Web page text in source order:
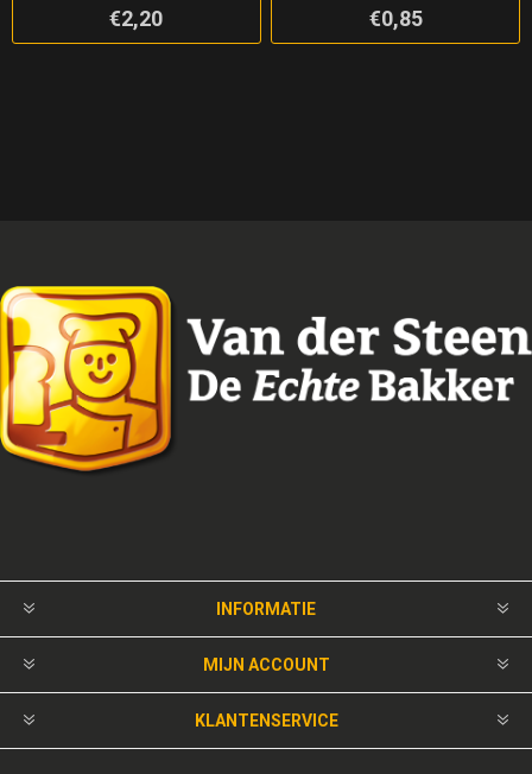
€2,20 €0,85
INFORMATIE
MIJN ACCOUNT
KLANTENSERVICE